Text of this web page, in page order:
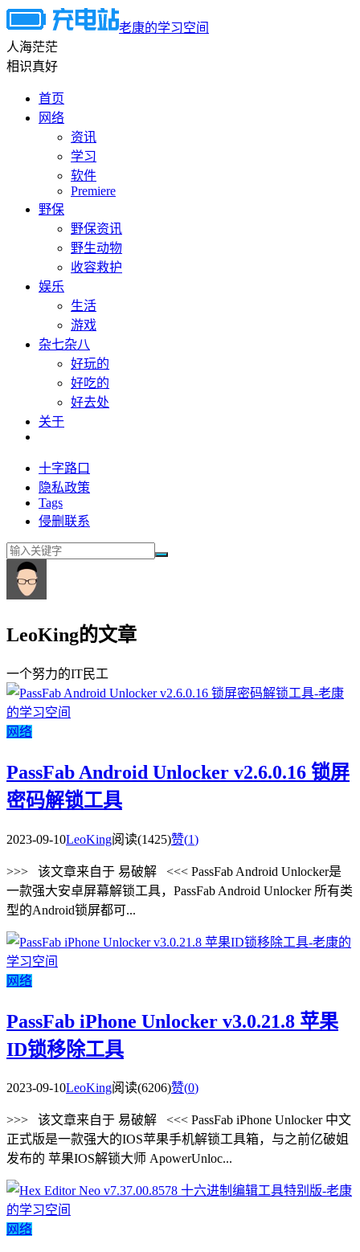
老康的学习空间
人海茫茫
相识真好
首页
网络
资讯
学习
软件
Premiere
野保
野保资讯
野生动物
收容救护
娱乐
生活
游戏
杂七杂八
好玩的
好吃的
好去处
关于
十字路口
隐私政策
Tags
侵删联系
LeoKing的文章
一个努力的IT民工
网络
PassFab Android Unlocker v2.6.0.16 锁屏
密码解锁工具
2023-09-10LeoKing阅读(1425)赞(1)
>>> 该文章来自于 易破解 <<< PassFab Android Unlocker是
一款强大安卓屏幕解锁工具，PassFab Android Unlocker 所有类
型的Android锁屏都可...
网络
PassFab iPhone Unlocker v3.0.21.8 苹果
ID锁移除工具
2023-09-10LeoKing阅读(6206)赞(0)
>>> 该文章来自于 易破解 <<< PassFab iPhone Unlocker 中文
正式版是一款强大的IOS苹果手机解锁工具箱，与之前亿破姐
发布的 苹果IOS解锁大师 ApowerUnloc...
网络